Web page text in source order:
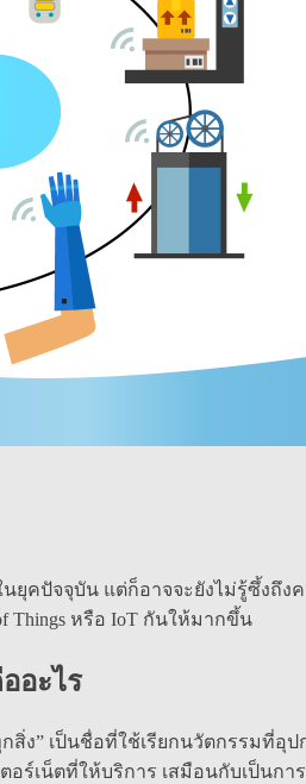
นยุคปัจจุบัน แต่ก็อาจจะยังไม่รู้ซึ้ง
Things หรือ IoT กันให้มากขึ้น
อะไร
กสิ่ง” เป็นชื่อที่ใช้เรียกนวัตกรรม
ร์เน็ตที่ให้บริการ เสมือนกับเป็นก